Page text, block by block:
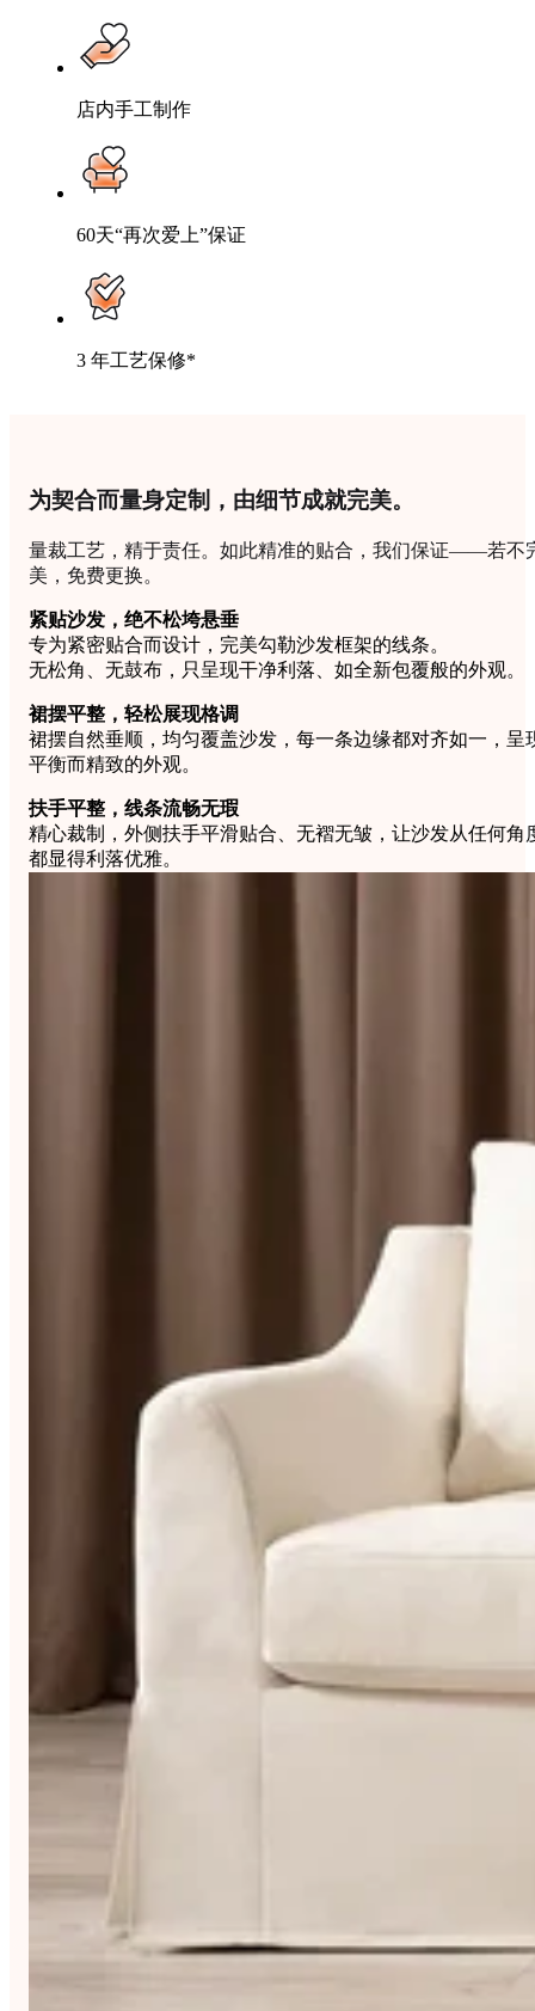
店内手工制作
60天“再次爱上”保证
3 年工艺保修*
为契合而量身定制，由细节成就完美。
量裁工艺，精于责任。如此精准的贴合，我们保证——若不
美，免费更换。
紧贴沙发，绝不松垮悬垂
专为紧密贴合而设计，完美勾勒沙发框架的线条。
无松角、无鼓布，只呈现干净利落、如全新包覆般的外观。
裙摆平整，轻松展现格调
裙摆自然垂顺，均匀覆盖沙发，每一条边缘都对齐如一，呈
平衡而精致的外观。
扶手平整，线条流畅无瑕
精心裁制，外侧扶手平滑贴合、无褶无皱，让沙发从任何角
都显得利落优雅。